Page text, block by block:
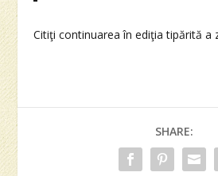
Citiţi continuarea în ediţia tipărită a
SHARE: